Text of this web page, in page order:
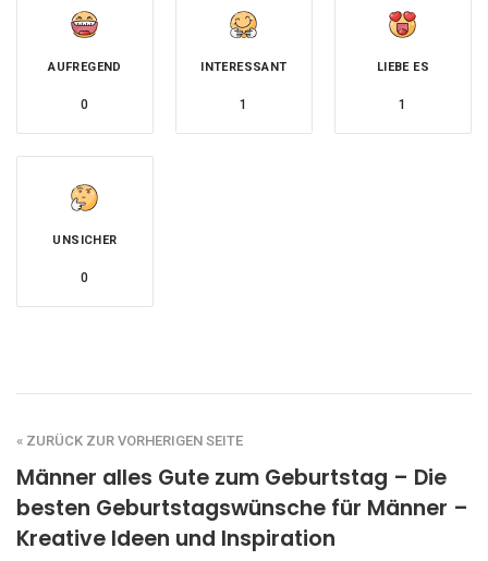
AUFREGEND
0
INTERESSANT
1
LIEBE ES
1
UNSICHER
0
« ZURÜCK ZUR VORHERIGEN SEITE
Männer alles Gute zum Geburtstag – Die
besten Geburtstagswünsche für Männer –
Kreative Ideen und Inspiration